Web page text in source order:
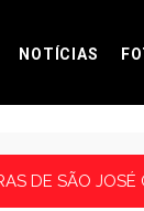
NOTÍCIAS
DE SÃO JOSÉ